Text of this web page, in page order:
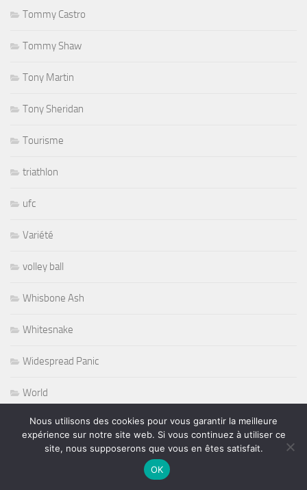
Tommy Castro
Tommy Shaw
Tony Martin
Tony Sheridan
Tourisme
triathlon
ufc
Variété
volley ball
Whisbone Ash
Whitesnake
Widespread Panic
World
Wursel
Wynton Marsalis
Nous utilisons des cookies pour vous garantir la meilleure
expérience sur notre site web. Si vous continuez à utiliser ce
site, nous supposerons que vous en êtes satisfait.
OK